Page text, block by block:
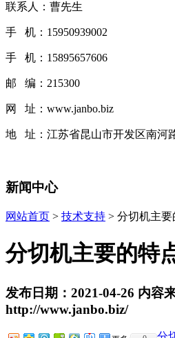
联系人：曹先生
手 机：15950939002
手 机：15895657606
邮 编：215300
网 址：www.janbo.biz
地 址：江苏省昆山市开发区南河
新闻中心
网站首页 > 技术支持 > 分切机主要
分切机主要的特
发布日期：2021-04-26 内容
http://www.janbo.biz/